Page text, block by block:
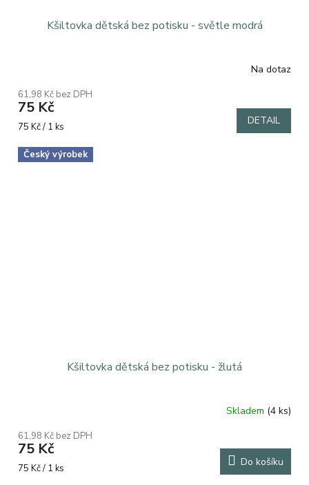
Kšiltovka dětská bez potisku - světle modrá
Na dotaz
61,98 Kč bez DPH
75 Kč
Měrná
75 Kč / 1 ks DETAIL
Český výrobek
Kšiltovka dětská bez potisku - žlutá
Skladem (4 ks)
61,98 Kč bez DPH
75 Kč
Měrná
75 Kč / 1 ks Do košíku